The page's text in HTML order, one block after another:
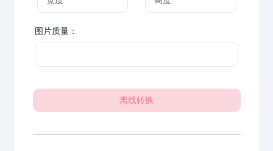
图片质量：
离线转换